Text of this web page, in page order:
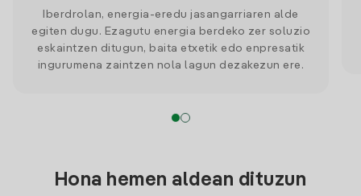
Iberdrolan, energia-eredu jasangarriaren alde
egiten dugu. Ezagutu energia berdeko zer soluzio
eskaintzen ditugun, baita etxetik edo enpresatik
ingurumena zaintzen nola lagun dezakezun ere.
Hona hemen aldean dituzun